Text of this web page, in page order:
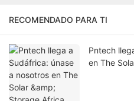
RECOMENDADO PARA TI
Pntech
en The